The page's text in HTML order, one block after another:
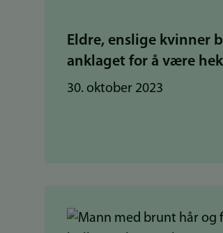
Eldre, enslige kvinner
anklaget for å være
30. oktober 2023